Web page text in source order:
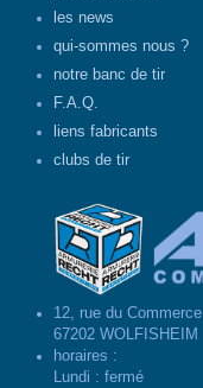
les news
qui-sommes nous ?
notre banc de tir
F.A.Q.
liens fabricants
clubs de tir
12, rue du Commerce
67202 WOLFISHEIM
horaires :
Lundi : fermé